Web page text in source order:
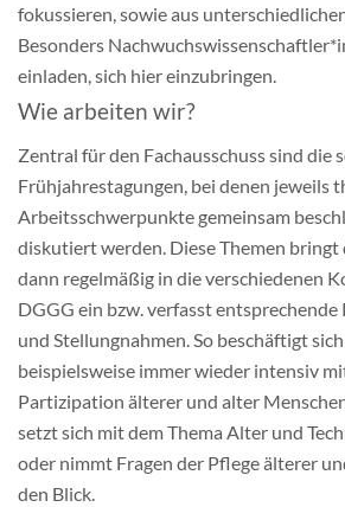
fokussieren, sowie aus
Besonders
einladen, sich hier einzubringen.
Wie arbeiten wir?
Zentral für den Fachausschuss sind die
Frühjahrestagungen, bei denen jeweils
Arbeitsschwerpunkte gemeinsam
diskutiert werden. Diese Themen bringt
dann regelmäßig in die verschiedenen
DGGG ein bzw. verfasst
und Stellungnahmen. So beschäftigt
beispielsweise immer wieder intensiv
Partizipation älterer und alter
setzt sich mit dem Thema Alter und
oder nimmt Fragen der Pflege älterer
den Blick.